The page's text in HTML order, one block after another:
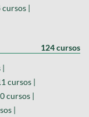
|
124 cursos
cursos |
cursos |
|